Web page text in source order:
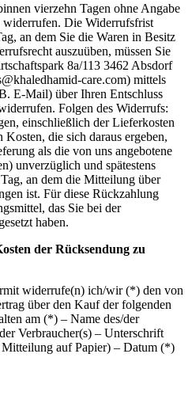
vierzehn Tagen ohne Angabe
widerrufen. Die Widerrufsfrist
an dem Sie die Waren in Besitz
auszuüben, müssen Sie
8a/113 3462 Absdorf
care.com) mittels
E-Mail) über Ihren Entschluss
Folgen des Widerrufs:
einschließlich der Lieferkosten
die sich daraus ergeben,
als die von uns angebotene
unverzüglich und spätestens
an dem die Mitteilung über
ist. Für diese Rückzahlung
das Sie bei der
haben.
der Rücksendung zu
widerrufe(n) ich/wir (*) den von
über den Kauf der folgenden
am (*) – Name des/der
Verbraucher(s) – Unterschrift
Mitteilung auf Papier) – Datum (*)